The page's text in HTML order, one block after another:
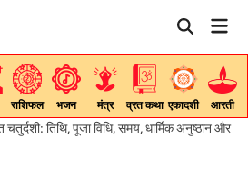
राशिफल भजन मंत्र व्रत कथा एकादशी आरती
तिथि, पूजा विधि, समय, धार्मिक अनुष्ठान और